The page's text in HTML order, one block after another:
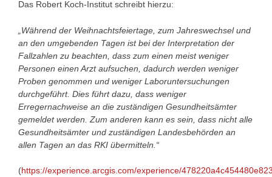
Das Robert Koch-Institut schreibt hierzu:
„Während der Weihnachtsfeiertage, zum Jahreswechsel und
an den umgebenden Tagen ist bei der Interpretation der
Fallzahlen zu beachten, dass zum einen meist weniger
Personen einen Arzt aufsuchen, dadurch werden weniger
Proben genommen und weniger Laboruntersuchungen
durchgeführt. Dies führt dazu, dass weniger
Erregernachweise an die zuständigen Gesundheitsämter
gemeldet werden. Zum anderen kann es sein, dass nicht alle
Gesundheitsämter und zuständigen Landesbehörden an
allen Tagen an das RKI übermitteln.“
(https://experience.arcgis.com/experience/